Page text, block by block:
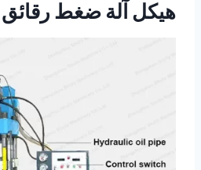
هيكل آلة ضغط رقائق